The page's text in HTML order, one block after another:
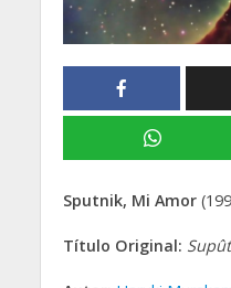
Sputnik, Mi Amor
Título Original: